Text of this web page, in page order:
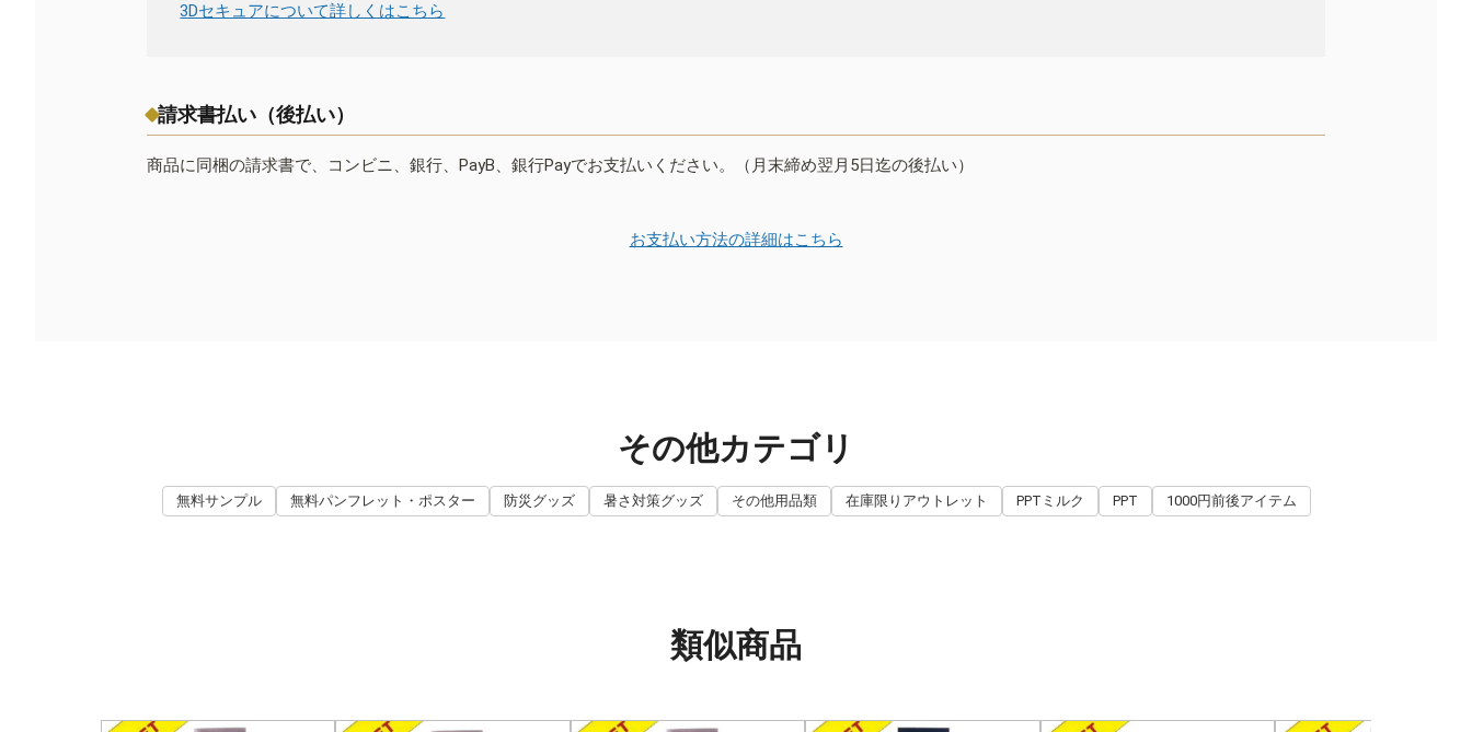
3Dセキュアについて詳しくはこちら
請求書払い（後払い）
商品に同梱の請求書で、コンビニ、銀行、PayB、銀行Payでお支払いください。（月末締め翌月5日迄の後払い）
お支払い方法の詳細はこちら
その他カテゴリ
無料サンプル 無料パンフレット・ポスター 防災グッズ 暑さ対策グッズ その他用品類 在庫限りアウトレット PPTミルク PPT 1000円前後アイテム
類似商品